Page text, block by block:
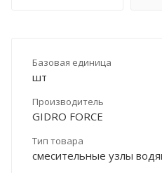
Базовая единица
шт
Производитель
GIDRO FORCE
Тип товара
смесительные узлы